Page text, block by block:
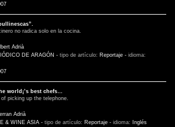
no radica solo en la cocina.
Adrià
DE ARAGÓN - tipo de artículo: Reportaje - idioma:
world¡’s best chefs…
picking up the telephone.
Adrià
& WINE ASIA - tipo de artículo: Reportaje - idioma:
Inglés